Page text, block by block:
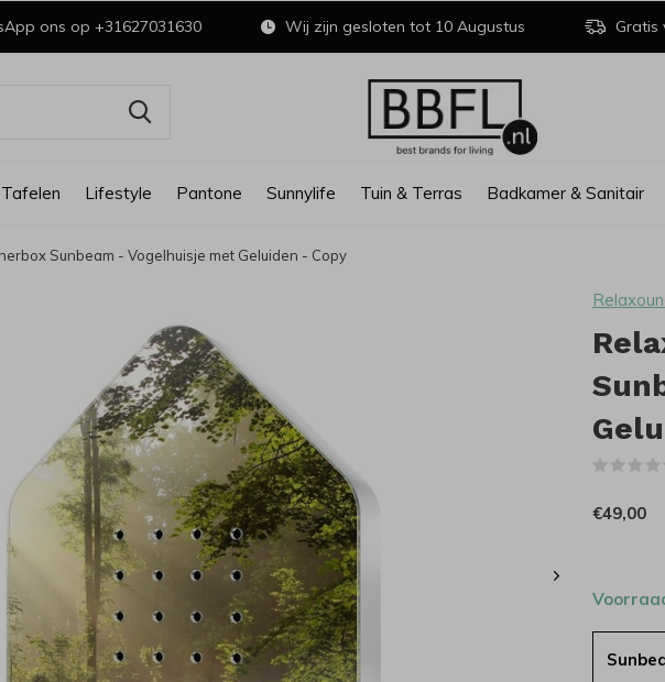
Lifestyle Pantone Sunnylife Tuin & Terras Badkamer & Sanitair
ons op +31627031630 Wij zijn gesloten tot 10 Augustus Gratis
Sunbeam - Vogelhuisje met Geluiden - Copy
€49,00